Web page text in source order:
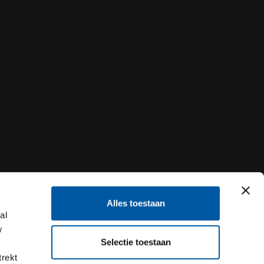
Alles toestaan
Selectie toestaan